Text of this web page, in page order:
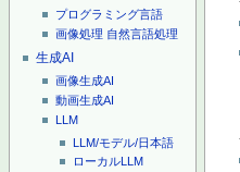
プログラミング言語
画像処理 自然言語処理
生成AI
画像生成AI
動画生成AI
LLM
LLM/モデル/日本語
ローカルLLM